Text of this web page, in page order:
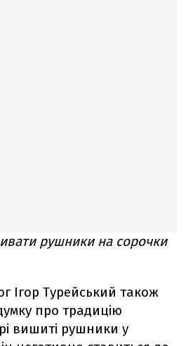
рушники на сорочки
Ігор Турейський також
про традицію
вишиті рушники у